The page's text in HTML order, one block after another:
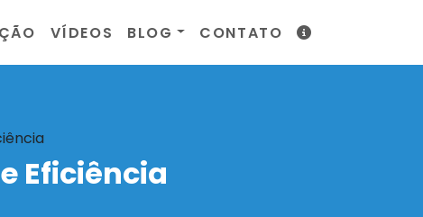
VÍDEOS BLOG CONTATO
Eficiência